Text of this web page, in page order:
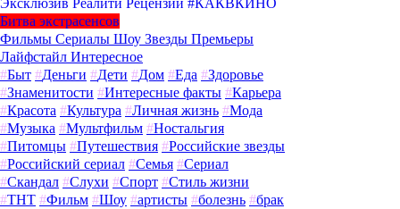
Эксклюзив Реалити Рецензии #КАКВКИНО
Битва экстрасенсов
Фильмы Сериалы Шоу Звезды Премьеры
Лайфстайл Интересное
#Быт #Деньги #Дети #Дом #Еда #Здоровье
#Знаменитости #Интересные факты #Карьера
#Красота #Культура #Личная жизнь #Мода
#Музыка #Мультфильм #Ностальгия
#Питомцы #Путешествия #Российские звезды
#Российский сериал #Семья #Сериал
#Скандал #Слухи #Спорт #Стиль жизни
#ТНТ #Фильм #Шоу #артисты #болезнь #брак